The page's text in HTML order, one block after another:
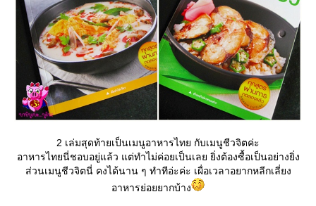
2 เล่มสุดท้ายเป็นเมนูอาหารไทย กับเมนูชีวจิตค่ะ
อาหารไทยนี่ชอบอยู่แล้ว แต่ทำไม่ค่อยเป็นเลย ยิ่งต้องซื้อเป็นอย่างยิ่ง
ส่วนเมนูชีวจิตนี่ คงได้นาน ๆ ทำทีอ่ะค่ะ เผื่อเวลาอยากหลีกเลี่ยง
อาหารย่อยยากบ้าง